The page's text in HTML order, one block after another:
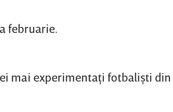
februarie.
mai experimentaţi fotbalişti din